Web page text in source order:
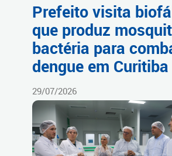
Prefeito visita
que produz
bactéria para
dengue em Curitiba
29/07/2026